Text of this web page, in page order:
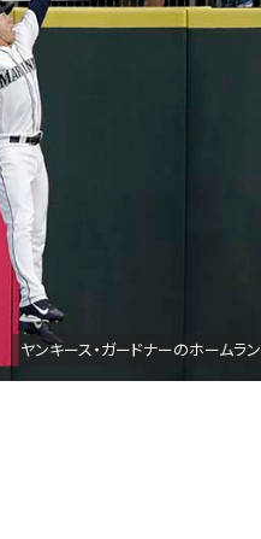
ヤンキース・ガードナーのホームラ